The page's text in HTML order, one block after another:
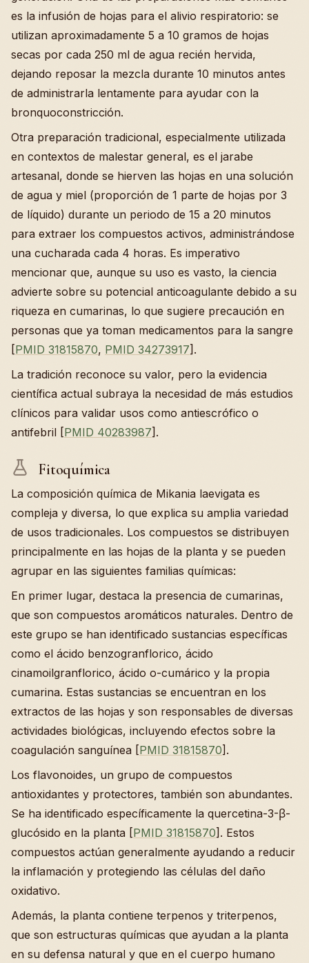
es la infusión de hojas para el alivio respiratorio: se
utilizan aproximadamente 5 a 10 gramos de hojas
secas por cada 250 ml de agua recién hervida,
dejando reposar la mezcla durante 10 minutos antes
de administrarla lentamente para ayudar con la
bronquoconstricción.
Otra preparación tradicional, especialmente utilizada
en contextos de malestar general, es el jarabe
artesanal, donde se hierven las hojas en una solución
de agua y miel (proporción de 1 parte de hojas por 3
de líquido) durante un periodo de 15 a 20 minutos
para extraer los compuestos activos, administrándose
una cucharada cada 4 horas. Es imperativo
mencionar que, aunque su uso es vasto, la ciencia
advierte sobre su potencial anticoagulante debido a su
riqueza en cumarinas, lo que sugiere precaución en
personas que ya toman medicamentos para la sangre
[PMID 31815870, PMID 34273917].
La tradición reconoce su valor, pero la evidencia
científica actual subraya la necesidad de más estudios
clínicos para validar usos como antiescrófico o
antifebril [PMID 40283987].
Fitoquímica
La composición química de Mikania laevigata es
compleja y diversa, lo que explica su amplia variedad
de usos tradicionales. Los compuestos se distribuyen
principalmente en las hojas de la planta y se pueden
agrupar en las siguientes familias químicas:
En primer lugar, destaca la presencia de cumarinas,
que son compuestos aromáticos naturales. Dentro de
este grupo se han identificado sustancias específicas
como el ácido benzogranflorico, ácido
cinamoilgranflorico, ácido o-cumárico y la propia
cumarina. Estas sustancias se encuentran en los
extractos de las hojas y son responsables de diversas
actividades biológicas, incluyendo efectos sobre la
coagulación sanguínea [PMID 31815870].
Los flavonoides, un grupo de compuestos
antioxidantes y protectores, también son abundantes.
Se ha identificado específicamente la quercetina-3-β-
glucósido en la planta [PMID 31815870]. Estos
compuestos actúan generalmente ayudando a reducir
la inflamación y protegiendo las células del daño
oxidativo.
Además, la planta contiene terpenos y triterpenos,
que son estructuras químicas que ayudan a la planta
en su defensa natural y que en el cuerpo humano